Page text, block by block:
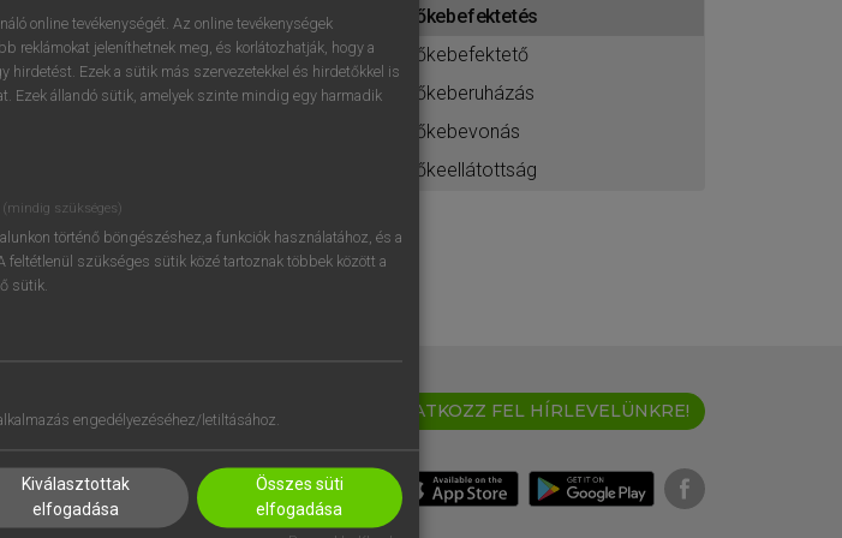
próbaverziójának elindításához
regisztrálok ésbelépek.
REGISZTRÁCIÓ
tőkebefektetés
tőkebefektető
tőkeberuházás
tőkebevonás
tőkeellátottság
IRATKOZZ FEL HÍRLEVELÜNKRE!
online tevékenységét. Az online tevékenységek
reklámokat jeleníthetnek meg, és korlátozhatják, hogy a
hirdetést. Ezek a sütik más szervezetekkel és hirdetőkkel is
Ezek állandó sütik, amelyek szinte mindig egy harmadik
(mindig szükséges)
történő böngészéshez,a funkciók használatához, és a
feltétlenül szükséges sütik közé tartoznak többek között a
sütik.
engedélyezéséhez/letiltásához.
Kiválasztottak
elfogadása
Összes süti
elfogadása